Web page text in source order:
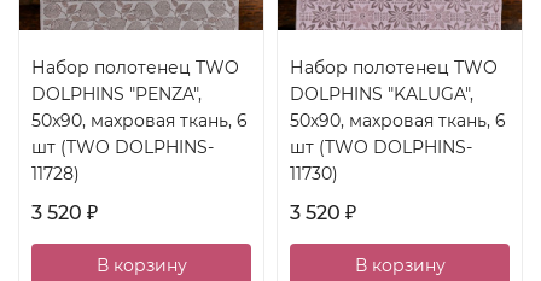
Набор полотенец TWO
DOLPHINS "PENZA",
50x90, махровая ткань, 6
шт (TWO DOLPHINS-
11728)
3 520 ₽
В корзину
Набор полотенец TWO
DOLPHINS "KALUGA",
50x90, махровая ткань, 6
шт (TWO DOLPHINS-
11730)
3 520 ₽
В корзину